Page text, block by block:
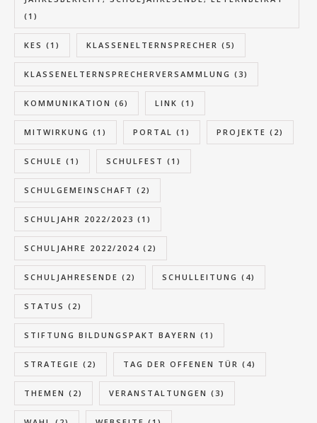
(1)
KES (1) KLASSENELTERNSPRECHER (5)
KLASSENELTERNSPRECHERVERSAMMLUNG (3)
KOMMUNIKATION (6) LINK (1)
MITWIRKUNG (1) PORTAL (1) PROJEKTE (2)
SCHULE (1) SCHULFEST (1)
SCHULGEMEINSCHAFT (2)
SCHULJAHR 2022/2023 (1)
SCHULJAHRE 2022/2024 (2)
SCHULJAHRESENDE (2) SCHULLEITUNG (4)
STATUS (2)
STIFTUNG BILDUNGSPAKT BAYERN (1)
STRATEGIE (2) TAG DER OFFENEN TÜR (4)
THEMEN (2) VERANSTALTUNGEN (3)